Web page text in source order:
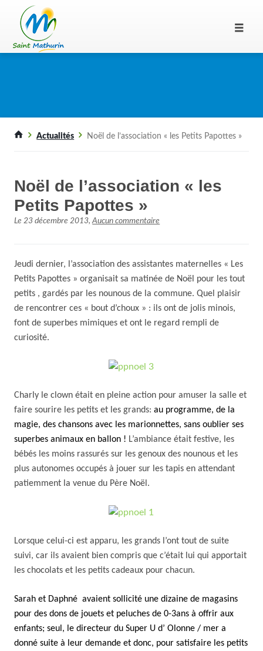
Actualités Noël de l’association « les Petits Papottes »
Noël de l’association « les
Petits Papottes »
Le23 décembre 2013,Aucun commentaire
Jeudi dernier, l’association des assistantes maternelles « Les
Petits Papottes » organisait sa matinée de Noël pour les tout
petits , gardés par les nounous de la commune. Quel plaisir
de rencontrer ces « bout d’choux » : ils ont de jolis minois,
font de superbes mimiques et ont le regard rempli de
curiosité.
Charly le clown était en pleine action pour amuser la salle et
faire sourire les petits et les grands: au programme, de la
magie, des chansons avec les marionnettes, sans oublier ses
superbes animaux en ballon ! L’ambiance était festive, les
bébés les moins rassurés sur les genoux des nounous et les
plus autonomes occupés à jouer sur les tapis en attendant
patiemment la venue du Père Noël.
Lorsque celui-ci est apparu, les grands l’ont tout de suite
suivi, car ils avaient bien compris que c’était lui qui apportait
les chocolats et les petits cadeaux pour chacun.
Sarah et Daphné avaient sollicité une dizaine de magasins
pour des dons de jouets et peluches de 0-3ans à offrir aux
enfants; seul, le directeur du Super U d’ Olonne / mer a
donné suite à leur demande et donc, pour satisfaire les petits